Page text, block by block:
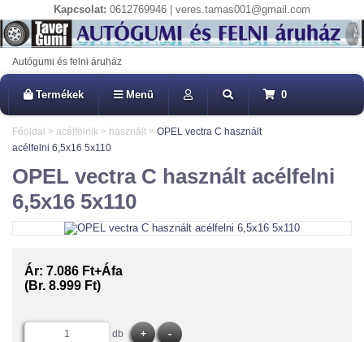
Kapcsolat: 0612769946 | veres.tamas001@gmail.com
Autógumi és felni áruház
Termékek Menü 0
Főoldal > acélfelnik > használt > OPEL vectra C használt
acélfelni 6,5x16 5x110
OPEL vectra C használt acélfelni
6,5x16 5x110
Ár: 7.086 Ft+Áfa
(Br. 8.999 Ft)
db